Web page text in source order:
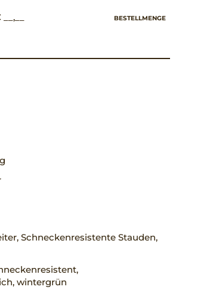
BESTELLMENGE
Schneckenresistente Stauden,
wintergrün